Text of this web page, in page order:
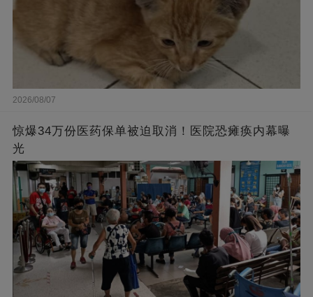
2026/08/07
惊爆34万份医药保单被迫取消！医院恐瘫痪内幕曝
光